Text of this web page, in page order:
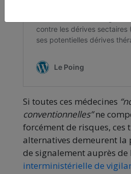
Si toutes ces médecines
conventionnelles”ne
forcément de risques, ces
alternatives demeurent la
de signalement auprès de
interministérielle de